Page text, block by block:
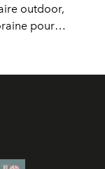
outdoor,
pour